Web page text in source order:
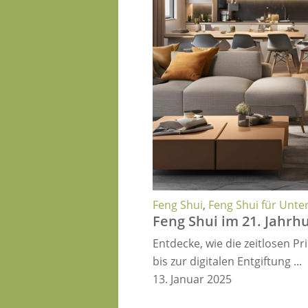
Feng Shui, Feng Shui für
Feng Shui im 21.
Entdecke, wie die zeitlosen
bis zur digitalen Entgiftung ...
13. Januar 2025